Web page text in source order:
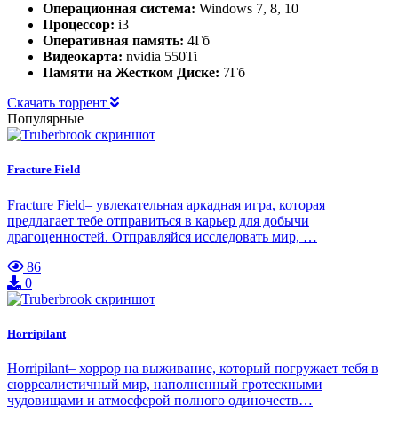
Операционная система: Windows 7, 8, 10
Процессор: i3
Оперативная память: 4Гб
Видеокарта: nvidia 550Ti
Памяти на Жестком Диске: 7Гб
Скачать торрент
Популярные
Fracture Field
Fracture Field– увлекательная аркадная игра, которая
предлагает тебе отправиться в карьер для добычи
драгоценностей. Отправляйся исследовать мир, …
86
0
Horripilant
Horripilant– хоррор на выживание, который погружает тебя в
сюрреалистичный мир, наполненный гротескными
чудовищами и атмосферой полного одиночеств…